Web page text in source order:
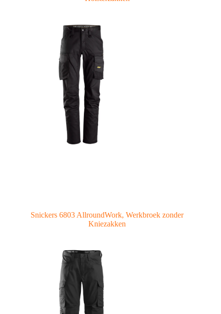
Snickers 6803 AllroundWork, Werkbroek zonder
Kniezakken